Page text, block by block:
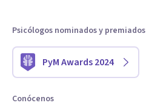
Psicólogos nominados y premiados
PyM Awards 2024
Conócenos